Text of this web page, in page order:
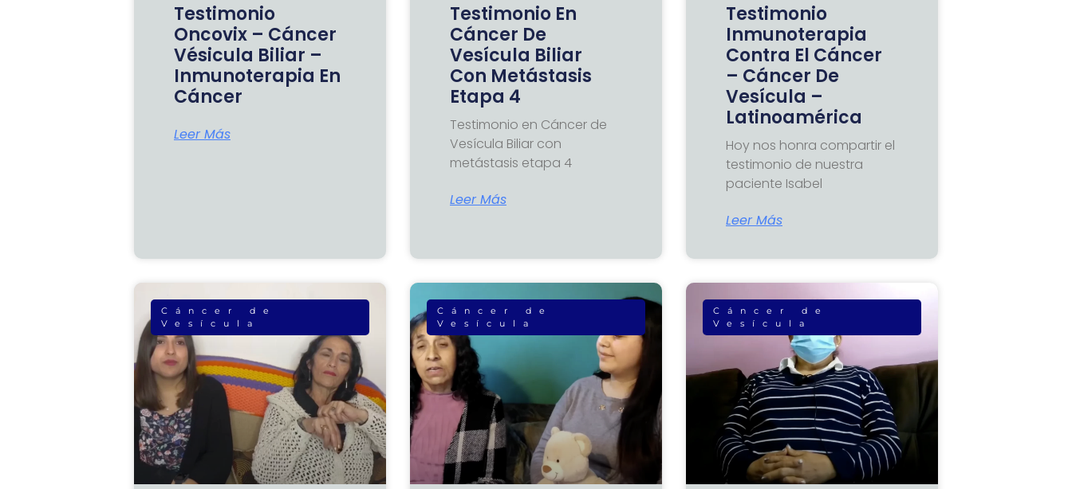
Testimonio
Oncovix – Cáncer
Vésicula Biliar –
Inmunoterapia En
Cáncer
Leer Más
Testimonio En
Cáncer De
Vesícula Biliar
Con Metástasis
Etapa 4
Testimonio en Cáncer de
Vesícula Biliar con
metástasis etapa 4
Leer Más
Testimonio
Inmunoterapia
Contra El Cáncer
– Cáncer De
Vesícula –
Latinoamérica
Hoy nos honra compartir el
testimonio de nuestra
paciente Isabel
Leer Más
Cáncer de
Vesícula
Cáncer de
Vesícula
Cáncer de
Vesícula